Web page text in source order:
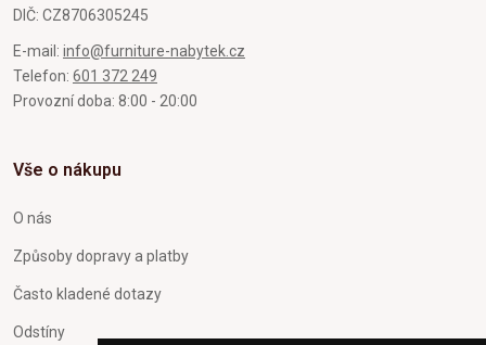
DIČ: CZ8706305245
E-mail: info@furniture-nabytek.cz
Telefon: 601 372 249
Provozní doba: 8:00 - 20:00
Vše o nákupu
O nás
Způsoby dopravy a platby
Často kladené dotazy
Odstíny